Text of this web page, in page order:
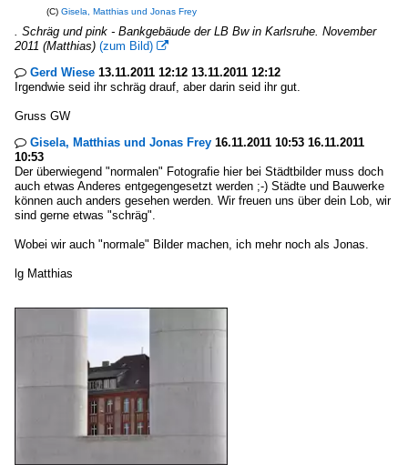
(C) Gisela, Matthias und Jonas Frey
. Schräg und pink - Bankgebäude der LB Bw in Karlsruhe. November
2011 (Matthias) (zum Bild) 
 Gerd Wiese 13.11.2011 12:12 13.11.2011 12:12
Irgendwie seid ihr schräg drauf, aber darin seid ihr gut.
Gruss GW
 Gisela, Matthias und Jonas Frey 16.11.2011 10:53 16.11.2011
10:53
Der überwiegend "normalen" Fotografie hier bei Städtbilder muss doch
auch etwas Anderes entgegengesetzt werden ;-) Städte und Bauwerke
können auch anders gesehen werden. Wir freuen uns über dein Lob, wir
sind gerne etwas "schräg".
Wobei wir auch "normale" Bilder machen, ich mehr noch als Jonas.
lg Matthias